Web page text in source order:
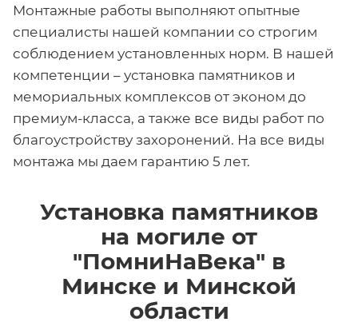
Монтажные работы выполняют опытные
специалисты нашей компании со строгим
соблюдением установленных норм. В нашей
компетенции – установка памятников и
мемориальных комплексов от эконом до
премиум-класса, а также все виды работ по
благоустройству захоронений. На все виды
монтажа мы даем гарантию 5 лет.
Установка памятников
на могиле от
"ПомниНаВека" в
Минске и Минской
области